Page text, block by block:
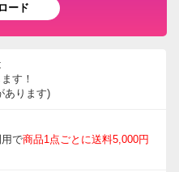
ード
す！
あります)
で商品1点ごとに送料5,000円